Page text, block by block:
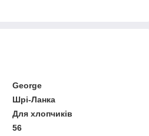
George
Шрі-Ланка
Для хлопчиків
56